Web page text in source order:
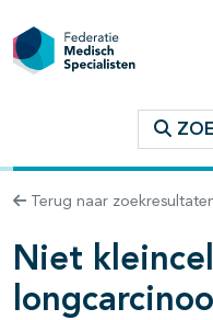
Terug naar
Niet
binnen deze richtlijn